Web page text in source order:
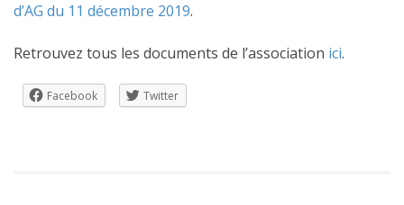
d’AG du 11 décembre 2019.
Retrouvez tous les documents de l’association ici.
Facebook Twitter